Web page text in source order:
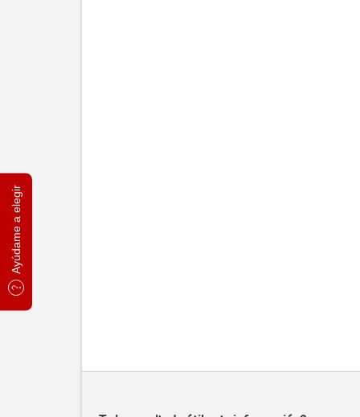
Ayúdame a elegir